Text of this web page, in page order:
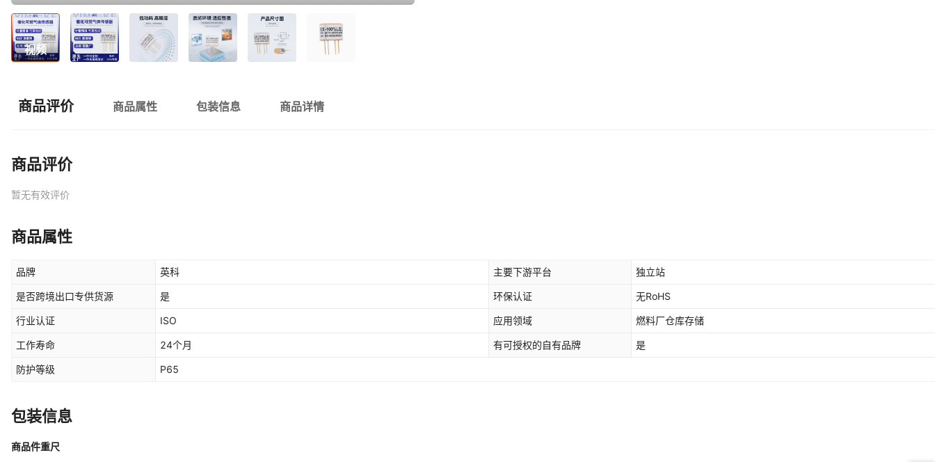
视频
商品评价 商品属性 包装信息 商品详情
商品评价
暂无有效评价
商品属性
品牌 英科 主要下游平台 独立站
是否跨境出口专供货源 是 环保认证 无RoHS
行业认证 ISO 应用领域 燃料厂仓库存储
工作寿命 24个月 有可授权的自有品牌 是
防护等级 P65
包装信息
商品件重尺